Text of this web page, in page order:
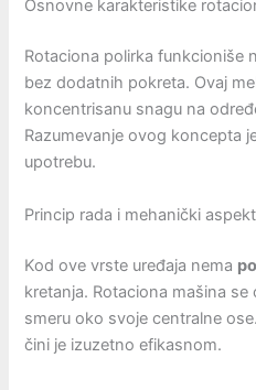
Osnovne karakteristike
Rotaciona polirka funkcioniše
bez dodatnih pokreta. Ovaj
koncentrisanu snagu na
Razumevanje ovog koncepta
upotrebu.
Princip rada i mehanički
Kod ove vrste uređaja nema
kretanja. Rotaciona mašina
smeru oko svoje centralne
čini je izuzetno efikasnom.